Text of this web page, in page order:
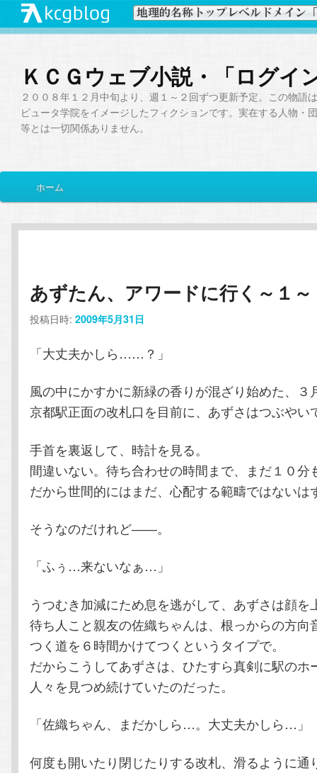
ＫＣＧウェブ小説・「ログイ
２００８年１２月中旬より、週１～２回ずつ更新予定。この物語
ピュータ学院をイメージしたフィクションです。実在する人物・
等とは一切関係ありません。
イ
メ
イ
コ
ン
テ
ン
へ
移
動
サ
ブ
ン
テ
ン
ツ
移
動
ホーム
あずたん、アワードに行く～１～
投稿日時:2009年5月31日
「大丈夫かしら……？」
風の中にかすかに新緑の香りが混ざり始めた、
京都駅正面の改札口を目前に、あずさはつぶやい
手首を裏返して、時計を見る。
間違いない。待ち合わせの時間まで、まだ１０分
だから世間的にはまだ、心配する範疇ではないは
そうなのだけれど――。
「ふぅ…来ないなぁ…」
うつむき加減にため息を逃がして、あずさは顔を
待ち人こと親友の佐織ちゃんは、根っからの方向
つく道を６時間かけてつくというタイプで。
だからこうしてあずさは、ひたすら真剣に駅のホ
人々を見つめ続けていたのだった。
「佐織ちゃん、まだかしら…。大丈夫かしら…」
何度も開いたり閉じたりする改札、滑るように通